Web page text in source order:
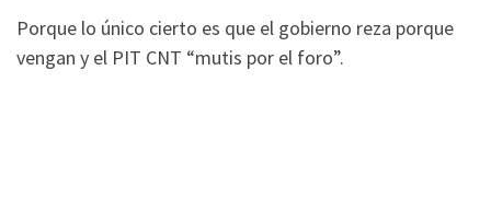
Porque lo único cierto es que el gobierno reza porque
vengan y el PIT CNT “mutis por el foro”.